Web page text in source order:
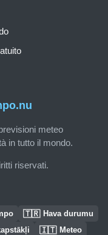
meteo
in tutto il mondo.
riservati.
🇹🇷 Hava durumu
🇮🇹 Meteo